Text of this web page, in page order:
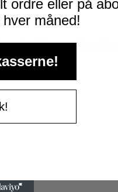
hundetegn med korrekte
ordre eller på
måned!